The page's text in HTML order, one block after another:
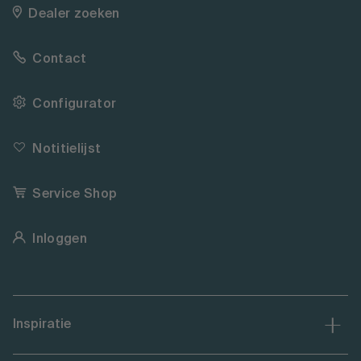
Dealer zoeken
Contact
Configurator
Notitielijst
Service Shop
Inloggen
Inspiratie